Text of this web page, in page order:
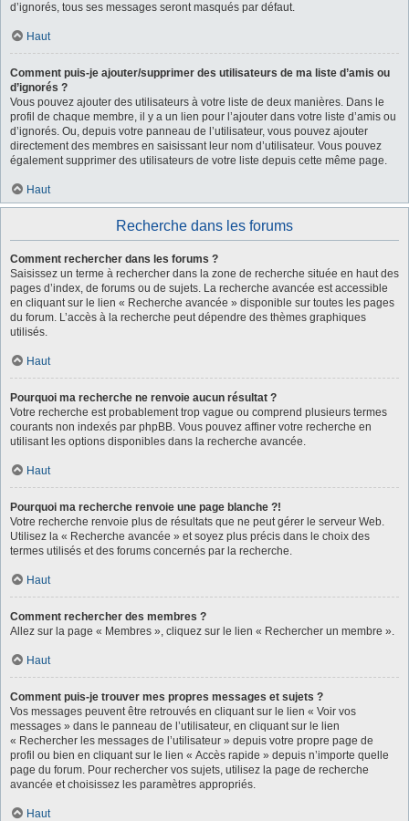
d’ignorés, tous ses messages seront masqués par défaut.
Haut
Comment puis-je ajouter/supprimer des utilisateurs de ma liste d’amis ou
d’ignorés ?
Vous pouvez ajouter des utilisateurs à votre liste de deux manières. Dans le
profil de chaque membre, il y a un lien pour l’ajouter dans votre liste d’amis ou
d’ignorés. Ou, depuis votre panneau de l’utilisateur, vous pouvez ajouter
directement des membres en saisissant leur nom d’utilisateur. Vous pouvez
également supprimer des utilisateurs de votre liste depuis cette même page.
Haut
Recherche dans les forums
Comment rechercher dans les forums ?
Saisissez un terme à rechercher dans la zone de recherche située en haut des
pages d’index, de forums ou de sujets. La recherche avancée est accessible
en cliquant sur le lien « Recherche avancée » disponible sur toutes les pages
du forum. L’accès à la recherche peut dépendre des thèmes graphiques
utilisés.
Haut
Pourquoi ma recherche ne renvoie aucun résultat ?
Votre recherche est probablement trop vague ou comprend plusieurs termes
courants non indexés par phpBB. Vous pouvez affiner votre recherche en
utilisant les options disponibles dans la recherche avancée.
Haut
Pourquoi ma recherche renvoie une page blanche ?!
Votre recherche renvoie plus de résultats que ne peut gérer le serveur Web.
Utilisez la « Recherche avancée » et soyez plus précis dans le choix des
termes utilisés et des forums concernés par la recherche.
Haut
Comment rechercher des membres ?
Allez sur la page « Membres », cliquez sur le lien « Rechercher un membre ».
Haut
Comment puis-je trouver mes propres messages et sujets ?
Vos messages peuvent être retrouvés en cliquant sur le lien « Voir vos
messages » dans le panneau de l’utilisateur, en cliquant sur le lien
« Rechercher les messages de l’utilisateur » depuis votre propre page de
profil ou bien en cliquant sur le lien « Accès rapide » depuis n’importe quelle
page du forum. Pour rechercher vos sujets, utilisez la page de recherche
avancée et choisissez les paramètres appropriés.
Haut